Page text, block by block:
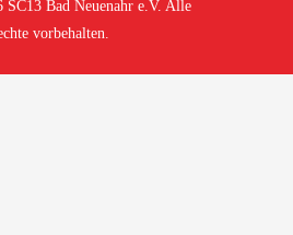
SC13 Bad Neuenahr e.V. Alle
vorbehalten.